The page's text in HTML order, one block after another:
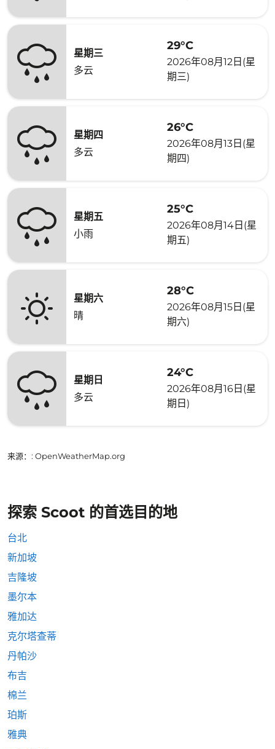
星期三
多云
29°C
2026年08月12日(星
期三)
星期四
多云
26°C
2026年08月13日(星
期四)
星期五
小雨
25°C
2026年08月14日(星
期五)
星期六
晴
28°C
2026年08月15日(星
期六)
星期日
多云
24°C
2026年08月16日(星
期日)
来源： : OpenWeatherMap.org
探索 Scoot 的首选目的地
台北
新加坡
吉隆坡
墨尔本
雅加达
克尔塔查蒂
丹帕沙
布吉
棉兰
珀斯
雅典